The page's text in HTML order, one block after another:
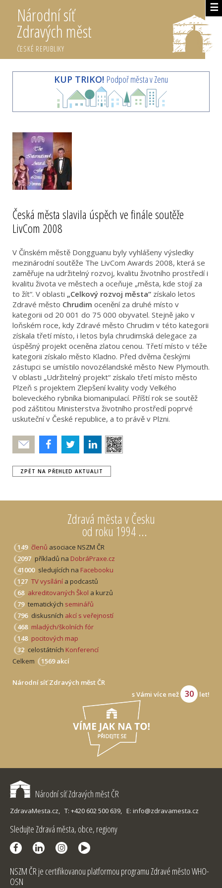
☰
Národní síť
Zdravých měst
ČESKÉ REPUBLIKY
KUP TRIKO! Podpoř města v Zenu
Zdravá města v Česku
od roku 1994 ...
149 členů asociace NSZM ČR
2097 příkladů na DobráPraxe.cz
41000 sledujících na Facebooku
127 TV vysílání a podcastů
68 akreditovaných Škol a kurzů
79 tematických seminářů
796 diskusních akcí s veřejností
468 mladých/školních fór
148 pocitových map
32 celostátních Konferencí
Celkem
1569 akcí
Národní síť Zdravých měst ČR
s Vámi více než
30 let!
Česká města slavila úspěch ve finále soutěže
LivCom 2008
V Čínském městě Dongguanu byly vyhlášeny výsledky
mezinárodní soutěže The LivCom Awards 2008, která se
zaměřuje na udržitelný rozvoj, kvalitu životního prostředí i
kvalitu života ve městech a oceňuje „města, kde stojí za
to žít“. V oblasti „Celkový rozvoj města“ získalo letos
Zdravé město Chrudim ocenění za druhé místo v
kategorii od 20 001 do 75 000 obyvatel. Stejně jako v
loňském roce, kdy Zdravé město Chrudim v této kategorii
získala třetí místo, i letos byla chrudimská delegace za
úspěšný projekt oceněna zlatou cenou. Třetí místo v téže
kategorii získalo město Kladno. Před dvěma českými
zástupci se umístilo novozélandské město New Plymouth.
V oblasti „Udržitelný projekt“ získalo třetí místo město
Plzeň s projektem Zlepšení kvality vody Velkého
boleveckého rybníka biomanipulací. Příští rok se soutěž
pod záštitou Ministerstva životního prostředí poprvé
uskuteční v České republice, a to právě v Plzni.
Poslat
ZPĚT NA PŘEHLED AKTUALIT
Národní síť Zdravých měst ČR
ZdravaMesta.cz, T: +420 602 500 639, E: info@zdravamesta.cz
Sledujte Zdravá města, obce, regiony
NSZM ČR je certifikovanou platformou programu Zdravé město WHO-
OSN